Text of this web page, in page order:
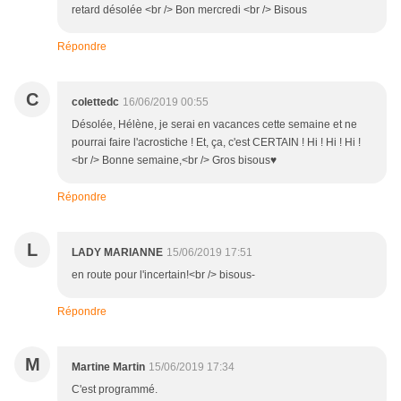
retard désolée <br /> Bon mercredi <br /> Bisous
Répondre
C colettedc 16/06/2019 00:55
Désolée, Hélène, je serai en vacances cette semaine et ne
pourrai faire l'acrostiche ! Et, ça, c'est CERTAIN ! Hi ! Hi ! Hi !
<br /> Bonne semaine,<br /> Gros bisous♥
Répondre
L LADY MARIANNE 15/06/2019 17:51
en route pour l'incertain!<br /> bisous-
Répondre
M Martine Martin 15/06/2019 17:34
C'est programmé.